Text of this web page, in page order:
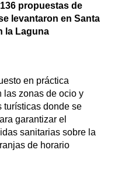
propuestas de
levantaron en Santa
la Laguna
en práctica
las zonas de ocio y
turísticas donde se
garantizar el
sanitarias sobre la
de horario